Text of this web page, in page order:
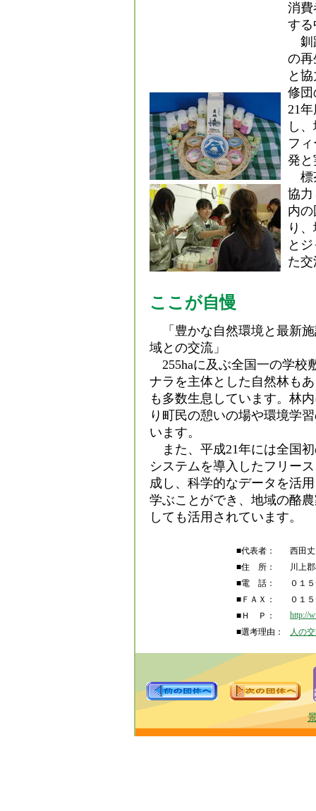
消費
する
釧
の再
と
修団
21
し
フ
発と
標
協力
内
り
と
た
ここが自慢
「豊かな自然環境と最新
域との交流」
255haに及ぶ全国一の学校
ナラを主体とした自然林も
も多数生息しています。林
り町民の憩いの場や環境学
います。
また、平成21年には全国
システムを導入したフリー
成し、科学的なデータを活
学ぶことができ、地域の酪
しても活用されています。
■代表者：
西田
■住 所：
川上
■電 話：
０１
■ＦＡＸ：
０１
■Ｈ Ｐ：
http://
■選考理由：
人の